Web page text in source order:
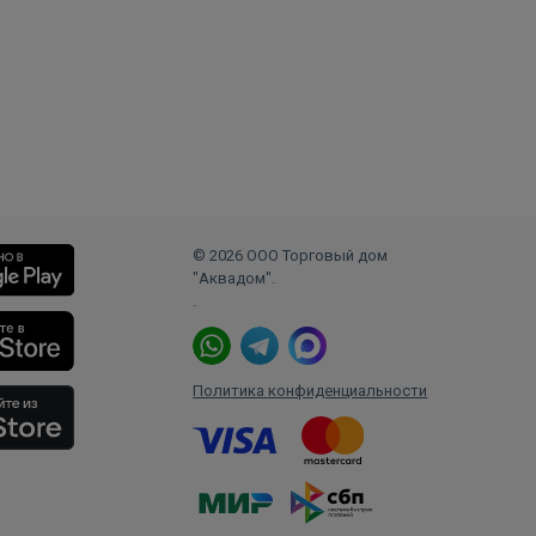
© 2026 ООО Торговый дом
"Аквадом".
.
Политика конфиденциальности